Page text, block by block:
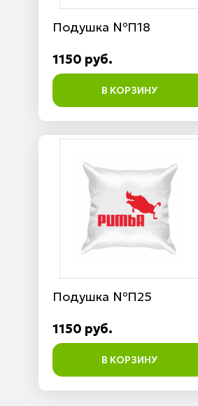
Подушка №П18
1150 руб.
В КОРЗИНУ
Подушка №П25
1150 руб.
В КОРЗИНУ